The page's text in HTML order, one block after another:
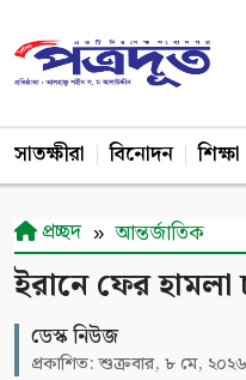
সাতক্ষীরা বিনোদন শিক্ষা
প্রচ্ছদ আন্তর্জাতিক
ইরানে ফের হামলা
ডেস্ক নিউজ
প্রকাশিত: শুক্রবার, ৮ মে,